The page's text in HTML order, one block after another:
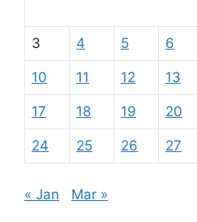
3 4 5 6
10 11 12 13
17 18 19 20
24 25 26 27
« Jan Mar »